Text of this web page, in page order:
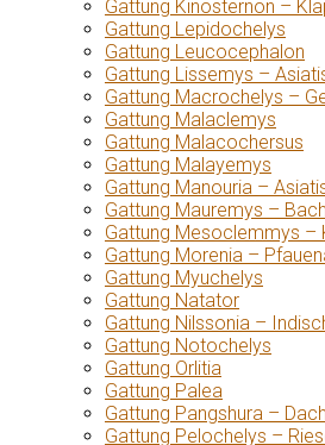
Gattung Kinosternon –
Gattung Lepidochelys
Gattung Leucocephalon
Gattung Lissemys –
Gattung Macrochelys –
Gattung Malaclemys
Gattung Malacochersus
Gattung Malayemys
Gattung Manouria –
Gattung Mauremys –
Gattung Mesoclemmys –
Gattung Morenia –
Gattung Myuchelys
Gattung Natator
Gattung Nilssonia –
Gattung Notochelys
Gattung Orlitia
Gattung Palea
Gattung Pangshura –
Gattung Pelochelys –